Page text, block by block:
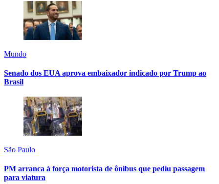
Mundo
Senado dos EUA aprova embaixador indicado por Trump ao
Brasil
São Paulo
PM arranca à força motorista de ônibus que pediu passagem
para viatura